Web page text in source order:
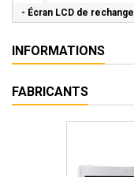
- Écran LCD de rechange
INFORMATIONS
FABRICANTS